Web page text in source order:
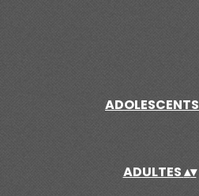
ADOLESCENTS
ADULTES▴▾